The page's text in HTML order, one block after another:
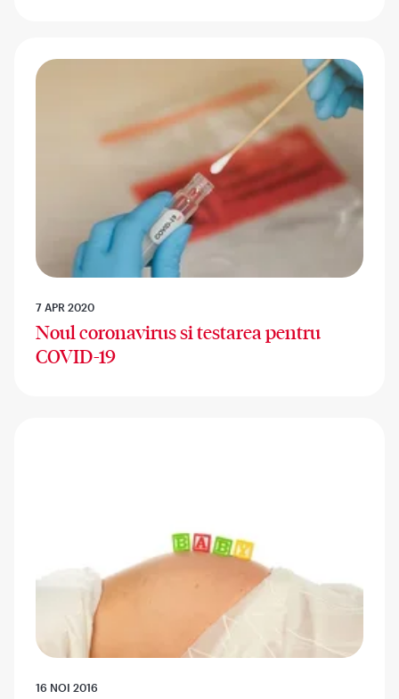
7 APR 2020
Noul coronavirus si testarea pentru
COVID-19
16 NOI 2016